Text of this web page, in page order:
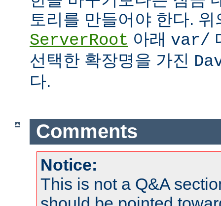
토리를 만들어야 한다.
ServerRoot 아래 var/
선택한 확장명을 가진
다.
Comments
Notice:
This is not a Q&A